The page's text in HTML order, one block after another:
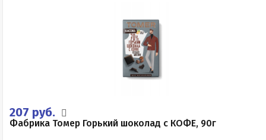
207 руб.
Фабрика Томер Горький шоколад с КОФЕ, 90г